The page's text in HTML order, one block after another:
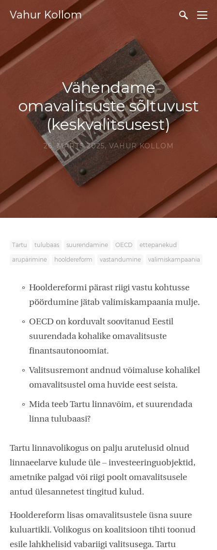
Vahur Kollom
Vähendame
omavalitsuste sõltuvust
(keskvalitsusest)
26. MÄRTS 2025,VAHUR KOLLOM
Tartu tulubaas suurendamine OECD ettepanekud
arupärimine hooldereform vastandumine valimiskampaania
Hooldereformi pärast riigi vastu kohtusse
pöördumine jätab valimiskampaania mulje.
OECD on korduvalt soovitanud Eestil
suurendada kohalike omavalitsuste
finantsautonoomiat.
Valitsusremont andnud võimaluse kohalikel
omavalitsustel oma huvide eest seista.
Mida teeb Tartu linnavõim, et suurendada
linna tulubaasi?
Tartu linnavolikogus on palju arutelusid olnud
linnaeelarve kulude üle – investeeringuobjektid,
ametnike palgad või riigi poolt omavalitsusele
antud ülesannetest tingitud kulud.
Hooldereform lisas omavalitsustele üsna suure
kuluartikli. Volikogus on koalitsioon tihti toonud
esile lahkhelisid vabariigi valitsusega. Tartu